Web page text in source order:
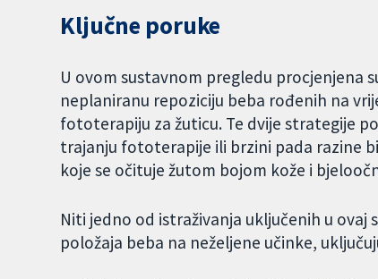
Ključne poruke
U ovom sustavnom pregledu procjenjena
neplaniranu repoziciju beba rođenih na
fototerapiju za žuticu. Te dvije strategije
trajanju fototerapije ili brzini pada razine
koje se očituje žutom bojom kože i
Niti jedno od istraživanja uključenih u
položaja beba na neželjene učinke,